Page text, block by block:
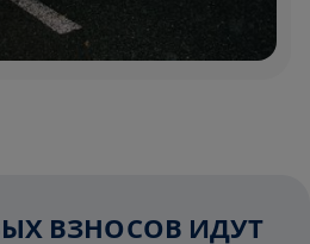
ВЗНОСОВ ИДУТ